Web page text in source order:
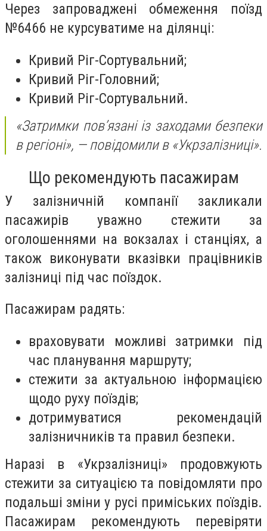
Через запроваджені обмеження поїзд
№6466 не курсуватиме на ділянці:
Кривий Ріг-Сортувальний;
Кривий Ріг-Головний;
Кривий Ріг-Сортувальний.
«Затримки пов’язані із заходами безпеки
в регіоні», — повідомили в «Укрзалізниці».
Що рекомендують пасажирам
У залізничній компанії закликали
пасажирів уважно стежити за
оголошеннями на вокзалах і станціях, а
також виконувати вказівки працівників
залізниці під час поїздок.
Пасажирам радять:
враховувати можливі затримки під
час планування маршруту;
стежити за актуальною інформацією
щодо руху поїздів;
дотримуватися рекомендацій
залізничників та правил безпеки.
Наразі в «Укрзалізниці» продовжують
стежити за ситуацією та повідомляти про
подальші зміни у русі приміських поїздів.
Пасажирам рекомендують перевіряти